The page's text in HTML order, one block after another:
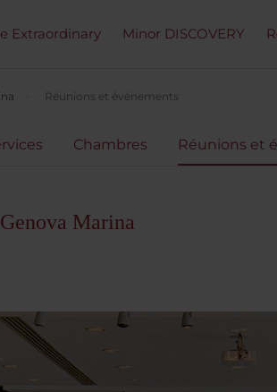
Extraordinary Minor DISCOVERY
Réunions et événements
Chambres Réunions et
Marina